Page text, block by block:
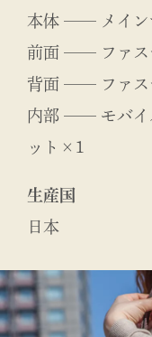
本体 ── メイン
前面 ── ファス
背面 ── ファス
内部 ── モバイ
ット×1
生産国
日本